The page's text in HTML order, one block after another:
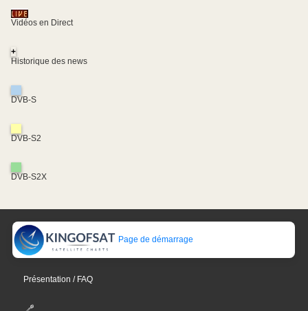
Vidéos en Direct
+
Historique des news
DVB-S
DVB-S2
DVB-S2X
Page de démarrage
Présentation / FAQ